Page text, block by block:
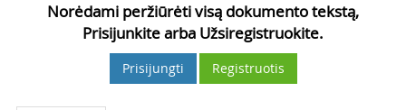
Norėdami peržiūrėti visą dokumento tekstą,
Prisijunkite arba Užsiregistruokite.
Prisijungti Registruotis